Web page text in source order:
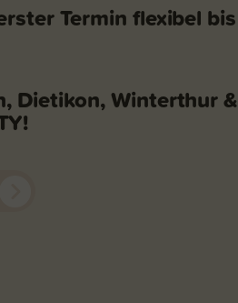
Termin flexibel bis
Dietikon, Winterthur &